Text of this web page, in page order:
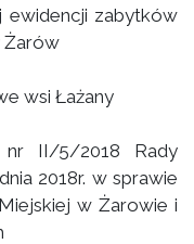
ewidencji zabytków
Żarów
wsi Łażany
nr II/5/2018 Rady
2018r. w sprawie
w Żarowie i